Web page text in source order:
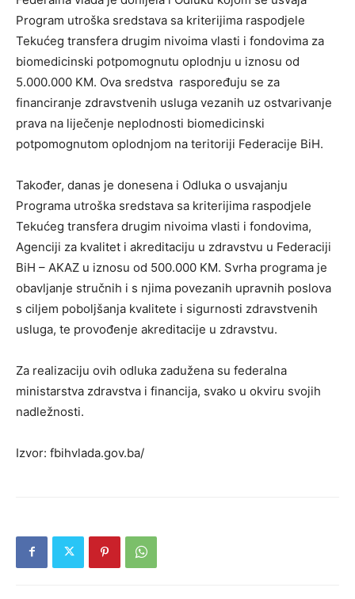
Program utroška sredstava sa kriterijima raspodjele
Tekućeg transfera drugim nivoima vlasti i fondovima za
biomedicinski potpomognutu oplodnju u iznosu od
5.000.000 KM. Ova sredstva raspoređuju se za
financiranje zdravstvenih usluga vezanih uz ostvarivanje
prava na liječenje neplodnosti biomedicinski
potpomognutom oplodnjom na teritoriji Federacije BiH.
Također, danas je donesena i Odluka o usvajanju
Programa utroška sredstava sa kriterijima raspodjele
Tekućeg transfera drugim nivoima vlasti i fondovima,
Agenciji za kvalitet i akreditaciju u zdravstvu u Federaciji
BiH – AKAZ u iznosu od 500.000 KM. Svrha programa je
obavljanje stručnih i s njima povezanih upravnih poslova
s ciljem poboljšanja kvalitete i sigurnosti zdravstvenih
usluga, te provođenje akreditacije u zdravstvu.
Za realizaciju ovih odluka zadužena su federalna
ministarstva zdravstva i financija, svako u okviru svojih
nadležnosti.
Izvor: fbihvlada.gov.ba/